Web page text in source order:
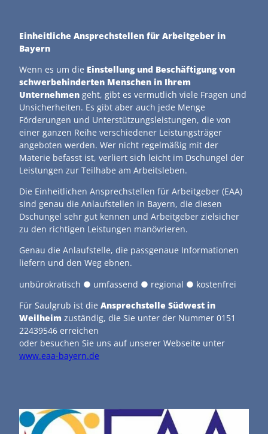
Einheitliche Ansprechstellen für Arbeitgeber in
Bayern
Wenn es um die Einstellung und Beschäftigung von
schwerbehinderten Menschen in Ihrem
Unternehmen geht, gibt es vermutlich viele Fragen und
Unsicherheiten. Es gibt aber auch jede Menge
Förderungen und Unterstützungsleistungen, die von
einer ganzen Reihe verschiedener Leistungsträger
angeboten werden. Wer nicht regelmäßig mit der
Materie befasst ist, verliert sich leicht im Dschungel der
Leistungen zur Teilhabe am Arbeitsleben.
Die Einheitlichen Ansprechstellen für Arbeitgeber (EAA)
sind genau die Anlaufstellen in Bayern, die diesen
Dschungel sehr gut kennen und Arbeitgeber zielsicher
zu den richtigen Leistungen manövrieren.
Genau die Anlaufstelle, die passgenaue Informationen
liefern und den Weg ebnen.
unbürokratisch ● umfassend ● regional ● kostenfrei
Für Saulgrub ist die Ansprechstelle Südwest in
Weilheim zuständig, die Sie unter der Nummer 0151
22439546 erreichen
oder besuchen Sie uns auf unserer Webseite unter
www.eaa-bayern.de